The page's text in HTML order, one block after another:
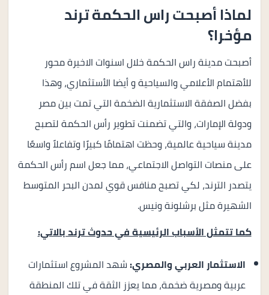
لماذا أصبحت راس الحكمة ترند
مؤخرا؟
أصبحت مدينة راس الحكمة خلال اسنوات الاخيرة محور
للأهتمام الأعلامي والسياحية و أيضا الأستثماري، وهذا
بفضل الصفقة الاستثمارية الضخمة التي تمت بين مصر
ودولة الإمارات، والتي تضمنت تطوير رأس الحكمة لتصبح
مدينة سياحية عالمية، وحظت اهتمامًا كبيرًا وتفاعلاً واسعًا
على منصات التواصل الاجتماعي، مما جعل اسم رأس الحكمة
يتصدر الترند، لكي تصبح منافس قوي لمدن البحر المتوسط
الشهيرة مثل برشلونة ونيس.
كما تتمثل الأسباب الرئيسية في حدوث ترند بالاتي:
الاستثمار العربي والمصري:شهد المشروع استثمارات
عربية ومصرية ضخمة، مما يعزز الثقة في تلك المنطقة